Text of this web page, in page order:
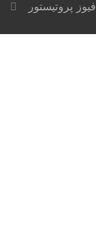
فیوز پروتیستور